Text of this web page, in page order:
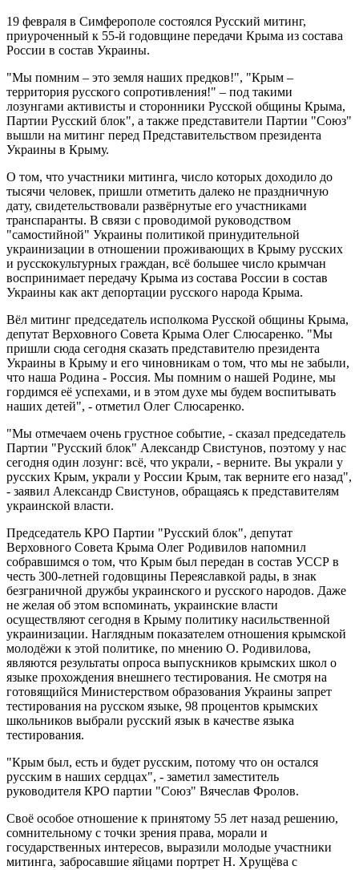
19 февраля в Симферополе состоялся Русский митинг,
приуроченный к 55-й годовщине передачи Крыма из состава
России в состав Украины.
"Мы помним – это земля наших предков!", "Крым –
территория русского сопротивления!" – под такими
лозунгами активисты и сторонники Русской общины Крыма,
Партии Русский блок", а также представители Партии "Союз"
вышли на митинг перед Представительством президента
Украины в Крыму.
О том, что участники митинга, число которых доходило до
тысячи человек, пришли отметить далеко не праздничную
дату, свидетельствовали развёрнутые его участниками
транспаранты. В связи с проводимой руководством
"самостийной" Украины политикой принудительной
украинизации в отношении проживающих в Крыму русских
и русскокультурных граждан, всё большее число крымчан
воспринимает передачу Крыма из состава России в состав
Украины как акт депортации русского народа Крыма.
Вёл митинг председатель исполкома Русской общины Крыма,
депутат Верховного Совета Крыма Олег Слюсаренко. "Мы
пришли сюда сегодня сказать представителю президента
Украины в Крыму и его чиновникам о том, что мы не забыли,
что наша Родина - Россия. Мы помним о нашей Родине, мы
гордимся её успехами, и в этом духе мы будем воспитывать
наших детей", - отметил Олег Слюсаренко.
"Мы отмечаем очень грустное событие, - сказал председатель
Партии "Русский блок" Александр Свистунов, поэтому у нас
сегодня один лозунг: всё, что украли, - верните. Вы украли у
русских Крым, украли у России Крым, так верните его назад",
- заявил Александр Свистунов, обращаясь к представителям
украинской власти.
Председатель КРО Партии "Русский блок", депутат
Верховного Совета Крыма Олег Родивилов напомнил
собравшимся о том, что Крым был передан в состав УССР в
честь 300-летней годовщины Переяславкой рады, в знак
безграничной дружбы украинского и русского народов. Даже
не желая об этом вспоминать, украинские власти
осуществляют сегодня в Крыму политику насильственной
украинизации. Наглядным показателем отношения крымской
молодёжи к этой политике, по мнению О. Родивилова,
являются результаты опроса выпускников крымских школ о
языке прохождения внешнего тестирования. Не смотря на
готовящийся Министерством образования Украины запрет
тестирования на русском языке, 98 процентов крымских
школьников выбрали русский язык в качестве языка
тестирования.
"Крым был, есть и будет русским, потому что он остался
русским в наших сердцах", - заметил заместитель
руководителя КРО партии "Союз" Вячеслав Фролов.
Своё особое отношение к принятому 55 лет назад решению,
сомнительному с точки зрения права, морали и
государственных интересов, выразили молодые участники
митинга, забросавшие яйцами портрет Н. Хрущёва с